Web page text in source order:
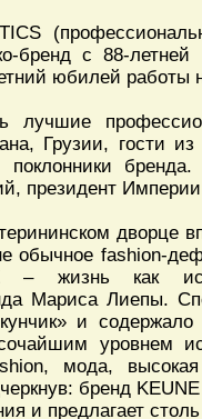
бренд с 88-
юбилей работы
лучшие
Грузии,
поклонники
президент Империи
дворце
обычное fashion-
– жизнь как
Мариса Лиепы.
и
уровнем
мода,
бренд
и предлагает